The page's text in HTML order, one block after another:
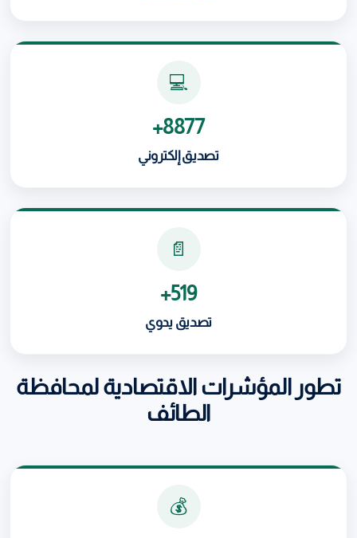
💻
8877+
تصديق إلكتروني
📄
519+
تصديق يدوي
تطور المؤشرات الاقتصادية لمحافظة
الطائف
💰